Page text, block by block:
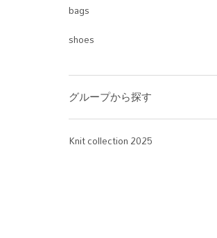
bags
shoes
グループから探す
Knit collection 2025